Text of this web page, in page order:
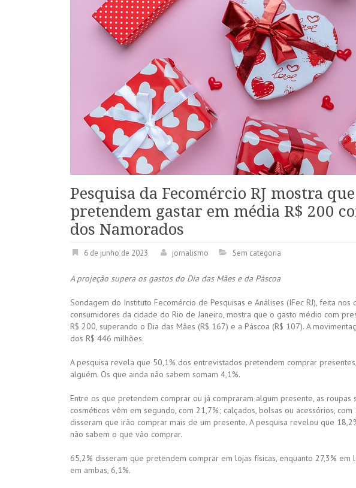
Pesquisa da Fecomércio RJ mostra
pretendem gastar em média R$ 200
dos Namorados
6 de junho de 2023 jornalismo Sem categoria
A projeção supera os gastos do Dia das Mães e da Páscoa
Sondagem do Instituto Fecomércio de Pesquisas e Análises (IFec RJ), feita
consumidores da cidade do Rio de Janeiro, mostra que o gasto médio com
R$ 200, superando o Dia das Mães (R$ 167) e a Páscoa (R$ 107). A
dos R$ 446 milhões.
A pesquisa revela que 50,1% dos entrevistados pretendem comprar
alguém. Os que ainda não sabem somam 4,1%.
Entre os que pretendem comprar ou já compraram algum presente, as
cosméticos vêm em segundo, com 21,7%; calçados, bolsas ou acessórios,
disseram que irão comprar mais de um presente. A pesquisa revelou que
não sabem o que vão comprar.
65,2% disseram que pretendem comprar em lojas físicas, enquanto 27,3%
em ambas, 6,1%.